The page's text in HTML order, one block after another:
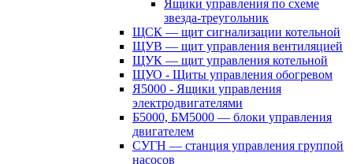
Ящики управления по схеме
звезда-треугольник
ЩСК — щит сигнализации котельной
ЩУВ — щит управления вентиляцией
ЩУК — щит управления котельной
ЩУО - Щиты управления обогревом
Я5000 - Ящики управления
электродвигателями
Б5000, БМ5000 — блоки управления
двигателем
СУГН — станция управления группой
насосов